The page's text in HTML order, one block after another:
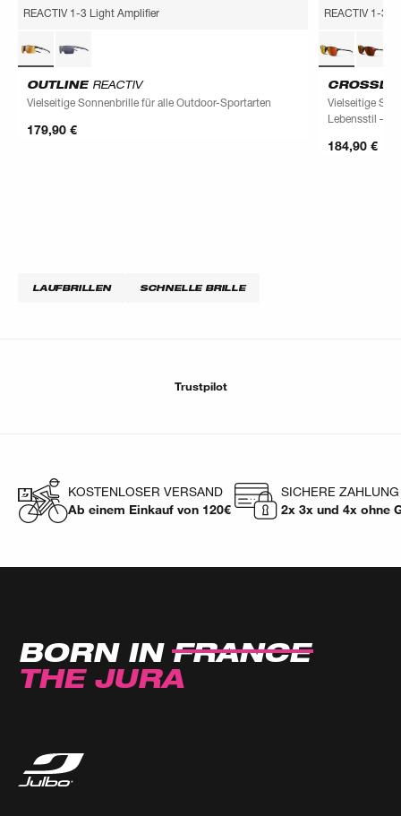
REACTIV 1-3 Light Amplifier
OUTLINE REACTIV
Vielseitige Sonnenbrille für alle Outdoor-Sportarten
179,90 €
REACTIV 1-3
Vielseitige
Lebensstil –
184,90 €
LAUFBRILLEN SCHNELLE BRILLE
Trustpilot
KOSTENLOSER VERSAND
Ab einem Einkauf von 120€
SICHERE ZAHLUNG
2x 3x und 4x ohne
BORN IN FRANCE
THE JURA